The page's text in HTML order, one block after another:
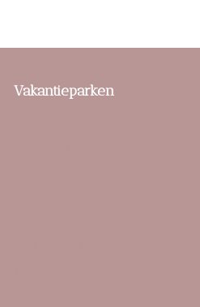
Vakantieparken